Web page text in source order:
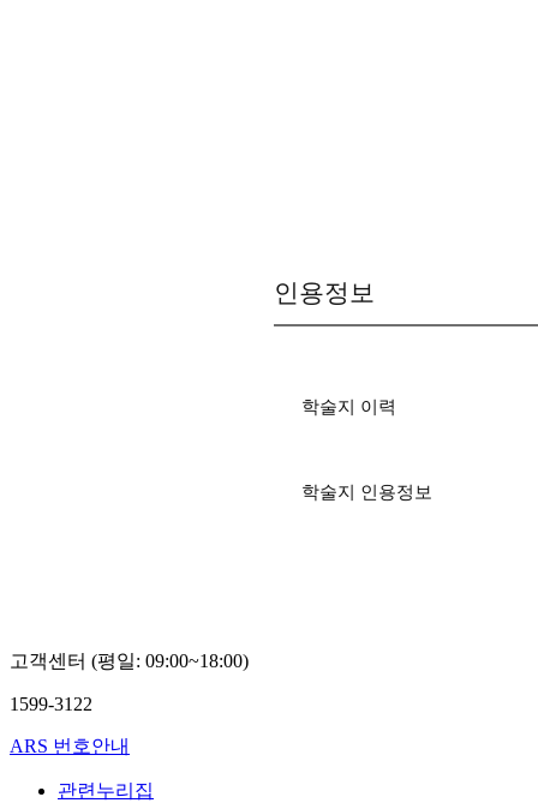
인용정보
학술지 이력
학술지 인용정보
고객센터 (평일: 09:00~18:00)
1599-3122
ARS 번호안내
관련누리집